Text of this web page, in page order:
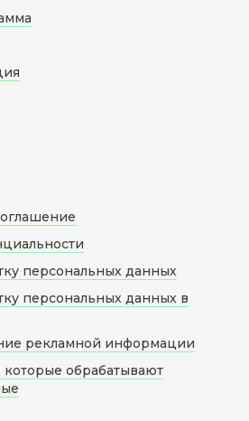
персональных данных
персональных данных в
рекламной информации
обрабатывают